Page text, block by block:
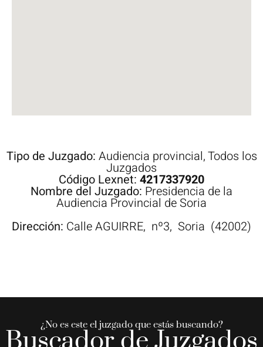
Tipo de Juzgado: Audiencia provincial,Todos los
Juzgados
Código Lexnet: 4217337920
Nombre del Juzgado: Presidencia de la
Audiencia Provincial de Soria
Dirección: CalleAGUIRRE, nº3, Soria (42002)
¿No es este el juzgado que estás buscando?